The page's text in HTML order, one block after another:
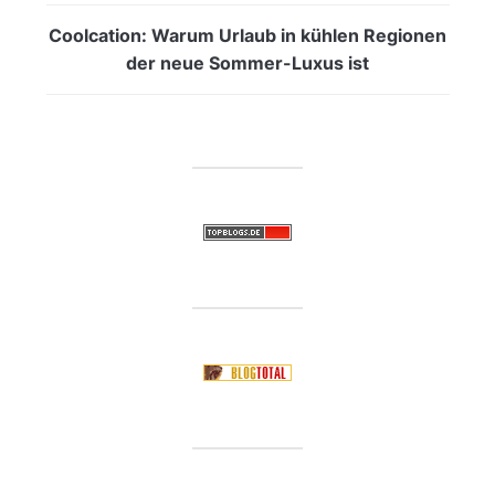
Coolcation: Warum Urlaub in kühlen Regionen
der neue Sommer-Luxus ist